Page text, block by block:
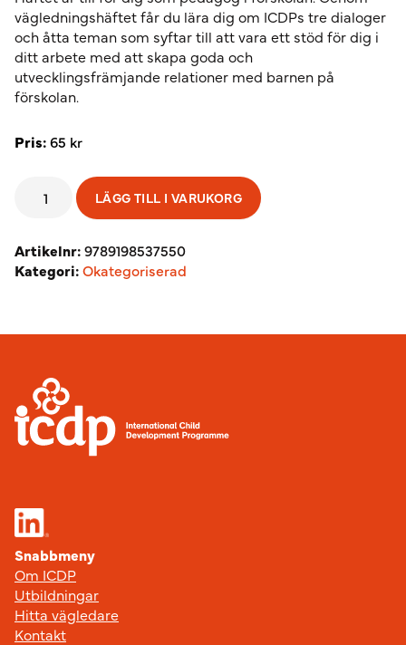
Pris:65 kr
vägledningshäftet får du lära dig om ICDPs tre dialoger
och åtta teman som syftar till att vara ett stöd för dig i
ditt arbete med att skapa goda och
utvecklingsfrämjande relationer med barnen på
förskolan.
Vägledning
med
förskolebarn
mängd
LÄGG TILL I VARUKORG
Artikelnr:9789198537550
Kategori:Okategoriserad
Sidfot
Snabbmeny
Om ICDP
Utbildningar
Hitta vägledare
Kontakt